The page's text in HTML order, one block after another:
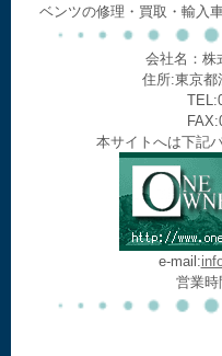
ベンツの修理・買取・輸入
会社名：株
住所:東京都
本サイトへは下記
e-mail:
営業時